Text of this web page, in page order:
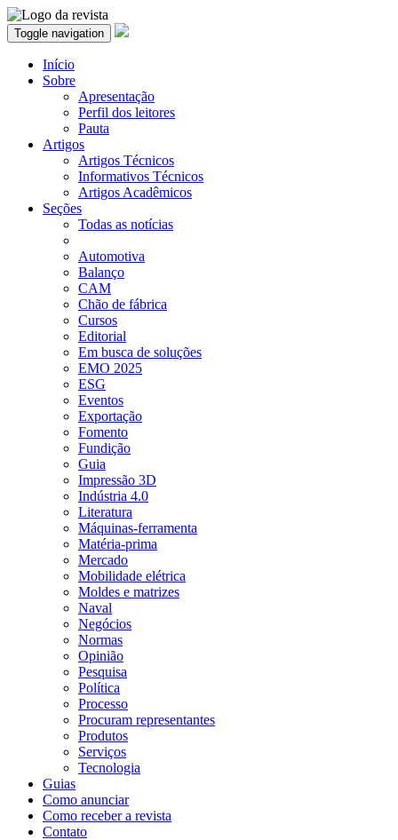
Toggle navigation
Início
Sobre
Apresentação
Perfil dos leitores
Pauta
Artigos
Artigos Técnicos
Informativos Técnicos
Artigos Acadêmicos
Seções
Todas as notícias
Automotiva
Balanço
CAM
Chão de fábrica
Cursos
Editorial
Em busca de soluções
EMO 2025
ESG
Eventos
Exportação
Fomento
Fundição
Guia
Impressão 3D
Indústria 4.0
Literatura
Máquinas-ferramenta
Matéria-prima
Mercado
Mobilidade elétrica
Moldes e matrizes
Naval
Negócios
Normas
Opinião
Pesquisa
Política
Processo
Procuram representantes
Produtos
Serviços
Tecnologia
Guias
Como anunciar
Como receber a revista
Contato